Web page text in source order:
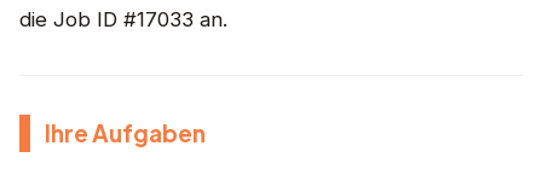
die Job ID #17033 an.
Ihre Aufgaben